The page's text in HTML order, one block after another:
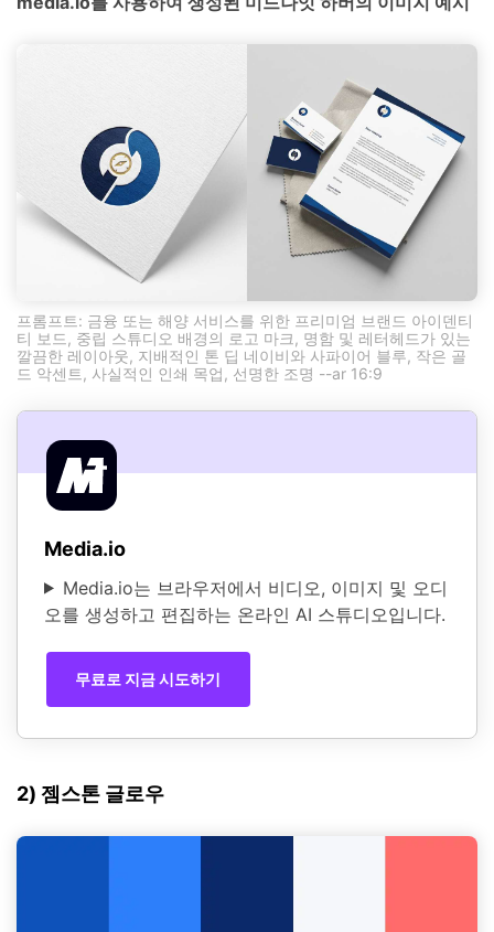
프롬프트: 금융 또는 해양 서비스를 위한 프리미엄 브랜드 아이덴티
티 보드, 중립 스튜디오 배경의 로고 마크, 명함 및 레터헤드가 있는
깔끔한 레이아웃, 지배적인 톤 딥 네이비와 사파이어 블루, 작은 골
드 악센트, 사실적인 인쇄 목업, 선명한 조명 --ar 16:9
Media.io
Media.io는 브라우저에서 비디오, 이미지 및 오디
오를 생성하고 편집하는 온라인 AI 스튜디오입니다.
무료로 지금 시도하기
2) 젬스톤 글로우